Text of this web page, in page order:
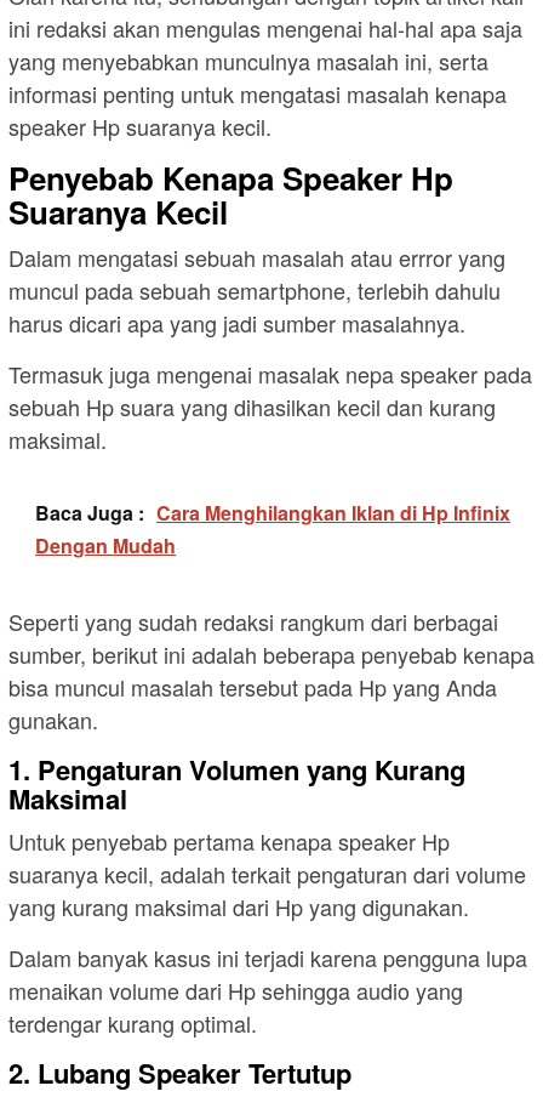
ini redaksi akan mengulas mengenai hal-hal apa saja
yang menyebabkan munculnya masalah ini, serta
informasi penting untuk mengatasi masalah kenapa
speaker Hp suaranya kecil.
Penyebab Kenapa Speaker Hp
Suaranya Kecil
Dalam mengatasi sebuah masalah atau errror yang
muncul pada sebuah semartphone, terlebih dahulu
harus dicari apa yang jadi sumber masalahnya.
Termasuk juga mengenai masalak nepa speaker pada
sebuah Hp suara yang dihasilkan kecil dan kurang
maksimal.
Baca Juga : Cara Menghilangkan Iklan di Hp Infinix
Dengan Mudah
Seperti yang sudah redaksi rangkum dari berbagai
sumber, berikut ini adalah beberapa penyebab kenapa
bisa muncul masalah tersebut pada Hp yang Anda
gunakan.
1. Pengaturan Volumen yang Kurang
Maksimal
Untuk penyebab pertama kenapa speaker Hp
suaranya kecil, adalah terkait pengaturan dari volume
yang kurang maksimal dari Hp yang digunakan.
Dalam banyak kasus ini terjadi karena pengguna lupa
menaikan volume dari Hp sehingga audio yang
terdengar kurang optimal.
2. Lubang Speaker Tertutup